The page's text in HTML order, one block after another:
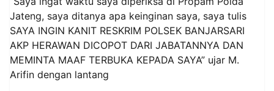
Jateng, saya ditanya apa keinginan saya, saya tulis
SAYA INGIN KANIT RESKRIM POLSEK BANJARSARI
AKP HERAWAN DICOPOT DARI JABATANNYA DAN
MEMINTA MAAF TERBUKA KEPADA SAYA” ujar M.
Arifin dengan lantang